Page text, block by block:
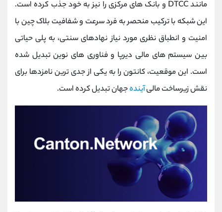
مانند DTCC و بانک‌ های مرکزی را نیز به خود جذب کرده است.
این شبکه با ترکیب منحصر به فرد سرعت و شفافیت بلاک چین با
امنیت و انطباق نظری مورد نیاز نهادهای سنتی، به پلی حیاتی
بین سیستم‌ های مالی دیرپا و فناوری ‌های نوین تبدیل شده
است. این موقعیت، کانتون را به یکی از جدی ‌ترین نامزدها برای
نقش زیرساخت مالیآیندهجهان تبدیل کرده است.